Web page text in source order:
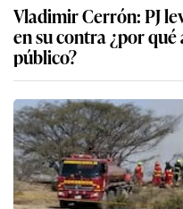
Vladimir Cerrón: PJ
en su contra ¿por
público?